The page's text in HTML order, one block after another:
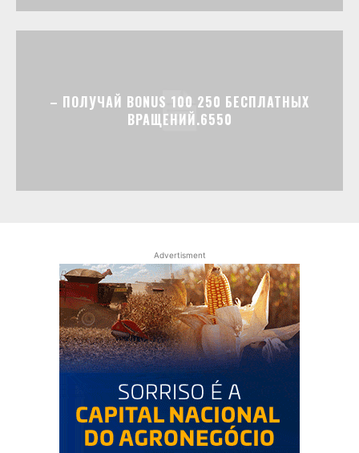
– ПОЛУЧАЙ BONUS 100 250 БЕСПЛАТНЫХ
ВРАЩЕНИЙ.6550
Advertisment